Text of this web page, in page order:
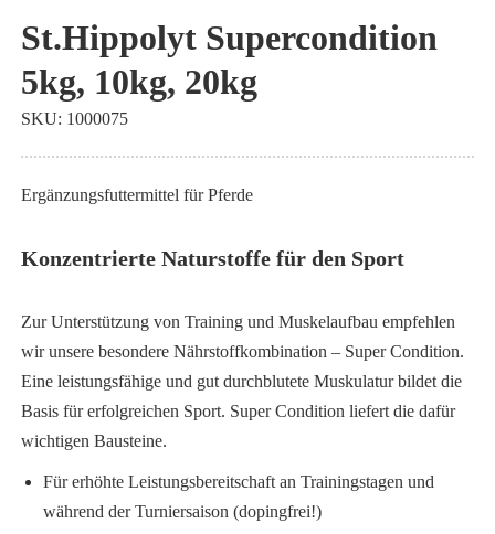
Anfang
der
Bildgalerie
springen
St.Hippolyt Supercondition
5kg, 10kg, 20kg
Ergänzungsfuttermittel für Pferde
Konzentrierte Naturstoffe für den Sport
Zur Unterstützung von Training und Muskelaufbau empfehlen
wir unsere besondere Nährstoffkombination – Super Condition.
Eine leistungsfähige und gut durchblutete Muskulatur bildet die
Basis für erfolgreichen Sport. Super Condition liefert die dafür
wichtigen Bausteine.
Für erhöhte Leistungsbereitschaft an Trainingstagen und
während der Turniersaison (dopingfrei!)
SKU 1000075